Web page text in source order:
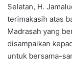
Selatan, H.
terimakasih atas
Madrasah yang
disampaikan
untuk bersama-